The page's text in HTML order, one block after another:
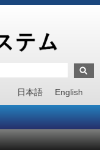
日本語 English